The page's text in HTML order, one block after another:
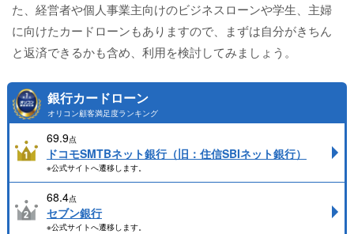
た、経営者や個人事業主向けのビジネスローンや学生、主婦
に向けたカードローンもありますので、まずは自分がきちん
と返済できるかも含め、利用を検討してみましょう。
銀行カードローン
オリコン顧客満足度ランキング
69.9点
ドコモSMTBネット銀行（旧：住信SBIネット銀行）
※公式サイトへ遷移します。
68.4点
セブン銀行
※公式サイトへ遷移します。